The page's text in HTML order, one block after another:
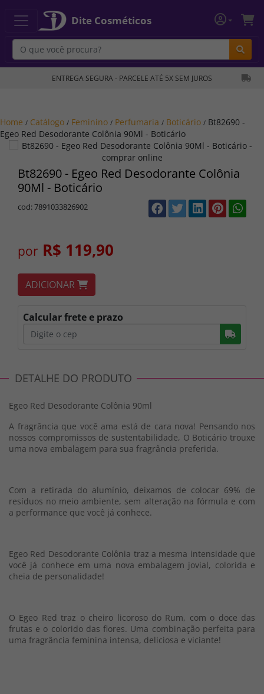
Dite Cosméticos
ENTREGA SEGURA - PARCELE ATÉ 5X SEM JUROS
Home / Catálogo / Feminino / Perfumaria / Boticário / Bt82690 -
Egeo Red Desodorante Colônia 90Ml - Boticário
Bt82690 - Egeo Red Desodorante Colônia
90Ml - Boticário
cod: 7891033826902
por R$ 119,90
ADICIONAR
Calcular frete e prazo
DETALHE DO PRODUTO
Egeo Red Desodorante Colônia 90ml
A fragrância que você ama está de cara nova! Pensando nos
nossos compromissos de sustentabilidade, O Boticário trouxe
uma nova embalagem para sua fragrância preferida.
Com a retirada do alumínio, deixamos de colocar 69% de
resíduos no meio ambiente, sem alteração na fórmula e com
a performance que você já conhece.
Egeo Red Desodorante Colônia traz a mesma intensidade que
você já conhece em uma nova embalagem jovial, colorida e
cheia de personalidade!
O Egeo Red traz o cheiro licoroso do Rum, com o doce das
frutas e o colorido das flores. Uma combinação perfeita para
uma fragrância feminina intensa, deliciosa e viciante!